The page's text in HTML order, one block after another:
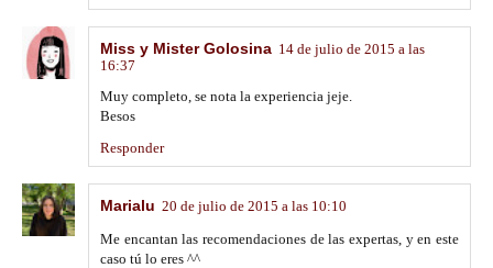
Miss y Mister Golosina 14 de julio de 2015 a las
16:37
Muy completo, se nota la experiencia jeje.
Besos
Responder
Marialu 20 de julio de 2015 a las 10:10
Me encantan las recomendaciones de las expertas, y en este
caso tú lo eres ^^